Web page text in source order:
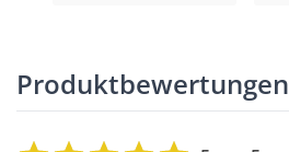
Produktbewertungen